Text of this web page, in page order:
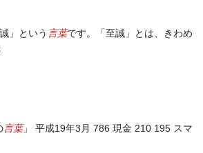
」という 言葉です。「至誠」とは、きわめ
言葉」 平成19年3月 786 現金 210 195 スマ